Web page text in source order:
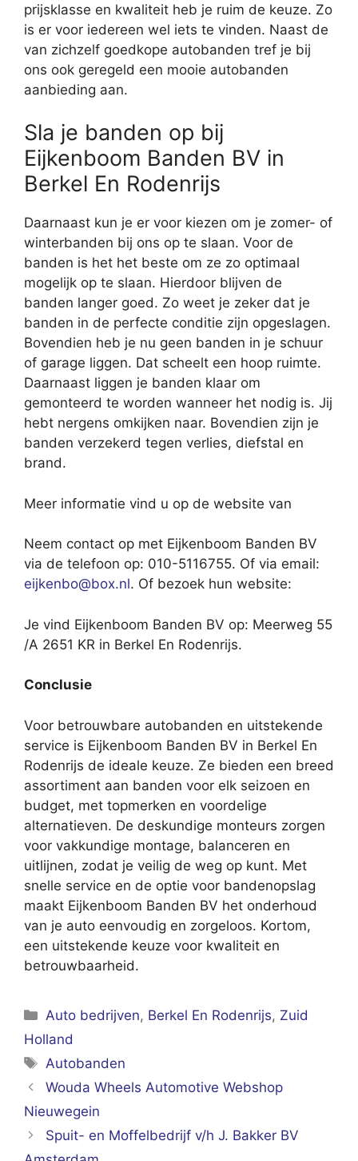
prijsklasse en kwaliteit heb je ruim de keuze. Zo
is er voor iedereen wel iets te vinden. Naast de
van zichzelf goedkope autobanden tref je bij
ons ook geregeld een mooie autobanden
aanbieding aan.
Sla je banden op bij
Eijkenboom Banden BV in
Berkel En Rodenrijs
Daarnaast kun je er voor kiezen om je zomer- of
winterbanden bij ons op te slaan. Voor de
banden is het het beste om ze zo optimaal
mogelijk op te slaan. Hierdoor blijven de
banden langer goed. Zo weet je zeker dat je
banden in de perfecte conditie zijn opgeslagen.
Bovendien heb je nu geen banden in je schuur
of garage liggen. Dat scheelt een hoop ruimte.
Daarnaast liggen je banden klaar om
gemonteerd te worden wanneer het nodig is. Jij
hebt nergens omkijken naar. Bovendien zijn je
banden verzekerd tegen verlies, diefstal en
brand.
Meer informatie vind u op de website van
Neem contact op met Eijkenboom Banden BV
via de telefoon op: 010-5116755. Of via email:
eijkenbo@box.nl. Of bezoek hun website:
Je vind Eijkenboom Banden BV op: Meerweg 55
/A 2651 KR in Berkel En Rodenrijs.
Conclusie
Voor betrouwbare autobanden en uitstekende
service is Eijkenboom Banden BV in Berkel En
Rodenrijs de ideale keuze. Ze bieden een breed
assortiment aan banden voor elk seizoen en
budget, met topmerken en voordelige
alternatieven. De deskundige monteurs zorgen
voor vakkundige montage, balanceren en
uitlijnen, zodat je veilig de weg op kunt. Met
snelle service en de optie voor bandenopslag
maakt Eijkenboom Banden BV het onderhoud
van je auto eenvoudig en zorgeloos. Kortom,
een uitstekende keuze voor kwaliteit en
betrouwbaarheid.
Categorieën
Auto bedrijven, Berkel En Rodenrijs, Zuid
Holland
Tags
Autobanden
Wouda Wheels Automotive Webshop
Nieuwegein
Spuit- en Moffelbedrijf v/h J. Bakker BV